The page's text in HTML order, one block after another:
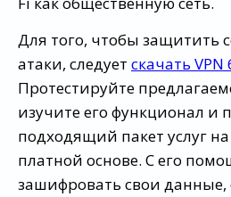
Для того, чтобы защитить
атаки, следует скачать VPN
Протестируйте
изучите его функционал и
подходящий пакет услуг
платной основе. С его
зашифровать свои данные,